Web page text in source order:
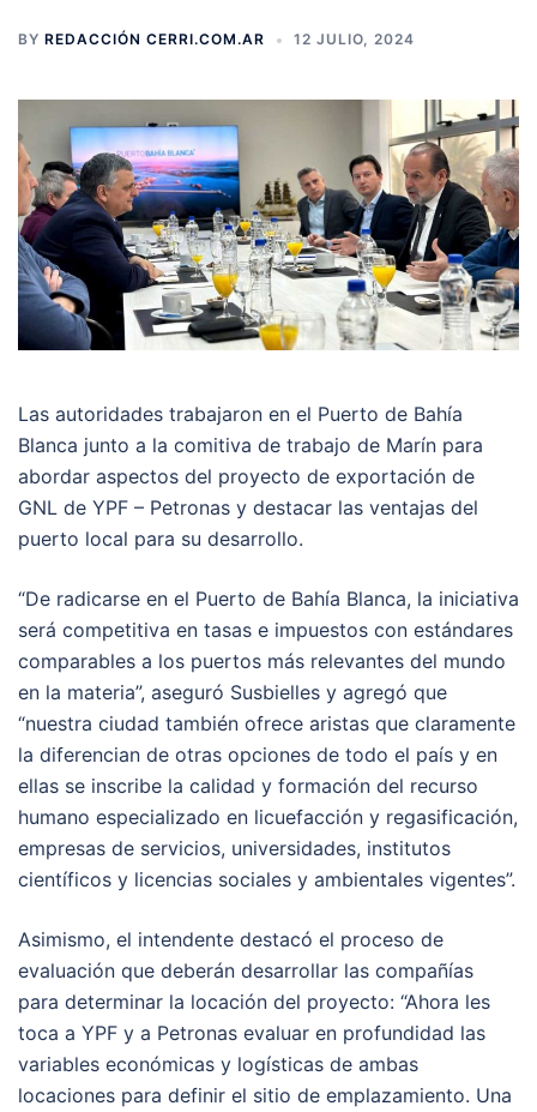
BY REDACCIÓN CERRI.COM.AR 12 JULIO, 2024
Las autoridades trabajaron en el Puerto de Bahía
Blanca junto a la comitiva de trabajo de Marín para
abordar aspectos del proyecto de exportación de
GNL de YPF – Petronas y destacar las ventajas del
puerto local para su desarrollo.
“De radicarse en el Puerto de Bahía Blanca, la iniciativa
será competitiva en tasas e impuestos con estándares
comparables a los puertos más relevantes del mundo
en la materia”, aseguró Susbielles y agregó que
“nuestra ciudad también ofrece aristas que claramente
la diferencian de otras opciones de todo el país y en
ellas se inscribe la calidad y formación del recurso
humano especializado en licuefacción y regasificación,
empresas de servicios, universidades, institutos
científicos y licencias sociales y ambientales vigentes”.
Asimismo, el intendente destacó el proceso de
evaluación que deberán desarrollar las compañías
para determinar la locación del proyecto: “Ahora les
toca a YPF y a Petronas evaluar en profundidad las
variables económicas y logísticas de ambas
locaciones para definir el sitio de emplazamiento. Una